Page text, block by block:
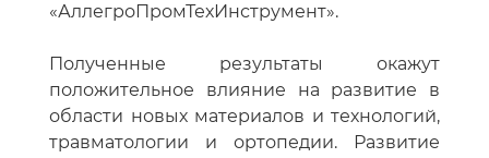
«АллегроПромТехИнструмент».
Полученные результаты окажут
положительное влияние на развитие в
области новых материалов и технологий,
травматологии и ортопедии. Развитие